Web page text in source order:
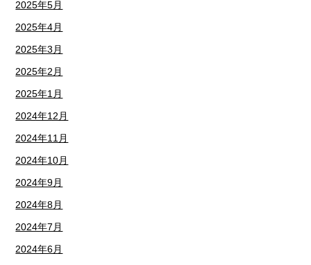
2025年5月
2025年4月
2025年3月
2025年2月
2025年1月
2024年12月
2024年11月
2024年10月
2024年9月
2024年8月
2024年7月
2024年6月